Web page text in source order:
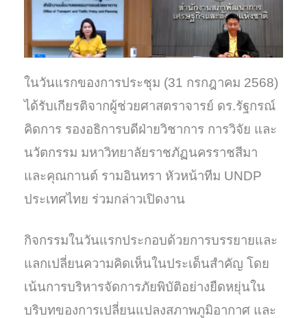
ในวันแรกของการประชุม (31 กรกฎาคม 2568)
ได้รับเกียรติจากผู้ช่วยศาสตราจารย์ ดร.รัฐกรณ์
คิดการ รองอธิการบดีฝ่ายวิชาการ การวิจัย และ
นวัตกรรม มหาวิทยาลัยราชภัฏนครราชสีมา
และคุณกานต์ รามอินทรา หัวหน้าทีม UNDP
ประเทศไทย ร่วมกล่าวเปิดงาน
กิจกรรมในวันแรกประกอบด้วยการบรรยายและ
แลกเปลี่ยนความคิดเห็นในประเด็นสำคัญ โดย
เน้นการบริหารจัดการภัยพิบัติอย่างยืดหยุ่นใน
บริบทของการเปลี่ยนแปลงสภาพภูมิอากาศ และ